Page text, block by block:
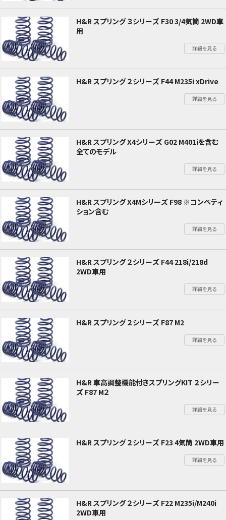
H&R スプリング ３シリーズ F30 3/4気筒 2WD車
用
詳細を見る
H&R スプリング ２シリーズ F44 M235i xDrive
詳細を見る
H&R スプリング X4シリーズ G02 M401iを含む
全てのモデル
詳細を見る
H&R スプリング X4Mシリーズ F98 ※コンペティ
ション含む
詳細を見る
H&R スプリング ２シリーズ F44 218i/218d
2WD車用
詳細を見る
H&R スプリング ２シリーズ F87 M2
詳細を見る
H&R 車高調整機能付きスプリングKIT ２シリー
ズ F87 M２
詳細を見る
H&R スプリング ２シリーズ F23 4気筒 2WD車用
詳細を見る
H&R スプリング ２シリーズ F22 M235i/M240i
2WD車用